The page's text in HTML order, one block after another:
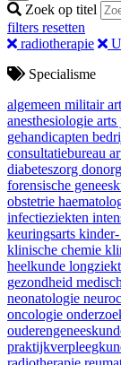
Zoek op titel
filters resetten
radiotherapie
Specialisme
algemeen militair
anesthesiologie arts
gehandicapten
consultatiebureau
diabeteszorg
forensische
obstetrie
infectieziekten
keuringsarts
klinische chemie
heelkunde
gezondheid
neonatologie
oncologie